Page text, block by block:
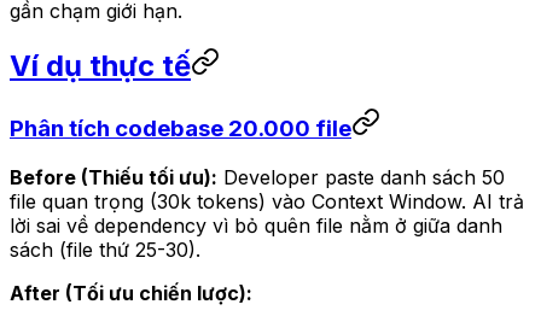
gần chạm giới hạn.
Ví dụ thực tế
Phân tích codebase 20.000 file
Before (Thiếu tối ưu): Developer paste danh sách 50
file quan trọng (30k tokens) vào Context Window. AI trả
lời sai về dependency vì bỏ quên file nằm ở giữa danh
sách (file thứ 25-30).
After (Tối ưu chiến lược):